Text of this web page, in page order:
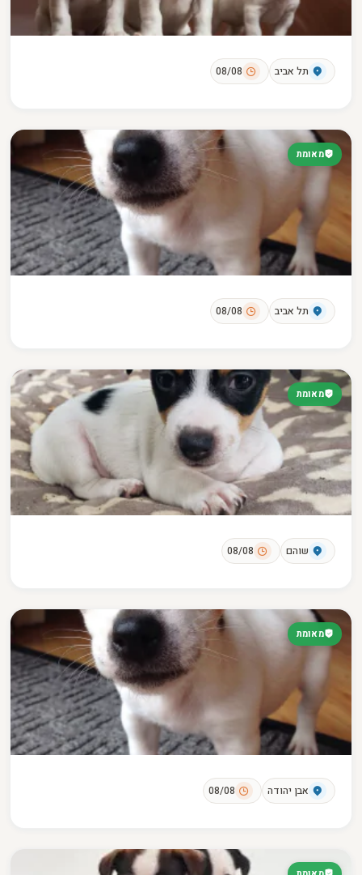
תל אביב 08/08
מאומת
תל אביב 08/08
מאומת
שוהם 08/08
מאומת
אבן יהודה 08/08